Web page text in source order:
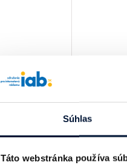
Súhlas
Táto webstránka používa